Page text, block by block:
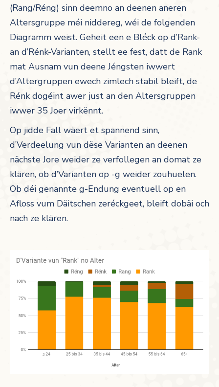
(Rang/Réng) sinn deemno an deenen aneren
Altersgruppe méi niddereg, wéi de folgenden
Diagramm weist. Geheit een e Bléck op d’Rank-
an d’Rénk-Varianten, stellt ee fest, datt de Rank
mat Ausnam vun deene Jéngsten iwwert
d’Altergruppen ewech zimlech stabil bleift, de
Rénk dogéint awer just an den Altersgruppen
iwwer 35 Joer virkënnt.
Op jidde Fall wäert et spannend sinn,
d’Verdeelung vun dëse Varianten an deenen
nächste Jore weider ze verfollegen an domat ze
klären, ob d’Varianten op -g weider zouhuelen.
Ob déi genannte g-Endung eventuell op en
Afloss vum Däitschen zeréckgeet, bleift dobäi och
nach ze klären.